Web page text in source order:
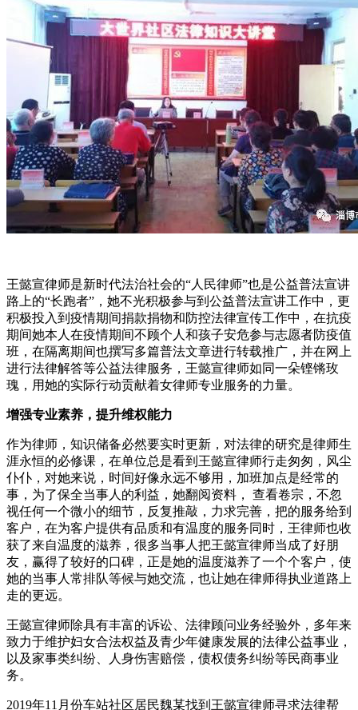
王懿宣律师是新时代法治社会的“人民律师”也是公益普法宣讲
路上的“长跑者”，她不光积极参与到公益普法宣讲工作中，更
积极投入到疫情期间捐款捐物和防控法律宣传工作中，在抗疫
期间她本人在疫情期间不顾个人和孩子安危参与志愿者防疫值
班，在隔离期间也撰写多篇普法文章进行转载推广，并在网上
进行法律解答等公益法律服务，王懿宣律师如同一朵铿锵玫
瑰，用她的实际行动贡献着女律师专业服务的力量。
增强专业素养，提升维权能力
作为律师，知识储备必然要实时更新，对法律的研究是律师生
涯永恒的必修课，在单位总是看到王懿宣律师行走匆匆，风尘
仆仆，对她来说，时间好像永远不够用，加班加点是经常的
事，为了保全当事人的利益，她翻阅资料， 查看卷宗，不忽
视任何一个微小的细节，反复推敲，力求完善，把的服务给到
客户，在为客户提供有品质和有温度的服务同时，王律师也收
获了来自温度的滋养，很多当事人把王懿宣律师当成了好朋
友，赢得了较好的口碑，正是她的温度滋养了一个个客户，使
她的当事人常排队等候与她交流，也让她在律师得执业道路上
走的更远。
王懿宣律师除具有丰富的诉讼、法律顾问业务经验外，多年来
致力于维护妇女合法权益及青少年健康发展的法律公益事业，
以及家事类纠纷、人身伤害赔偿，债权债务纠纷等民商事业
务。
2019年11月份车站社区居民魏某找到王懿宣律师寻求法律帮